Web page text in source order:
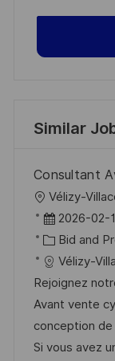
Similar
Consultant
L
o
c
a
t
i
o
n
Vélizy-
P
o
s
t
e
d
D
2026-02-
C
a
t
e
g
o
Bid and
Vélizy-
Rejoignez
Avant vente
conception
Si vous avez